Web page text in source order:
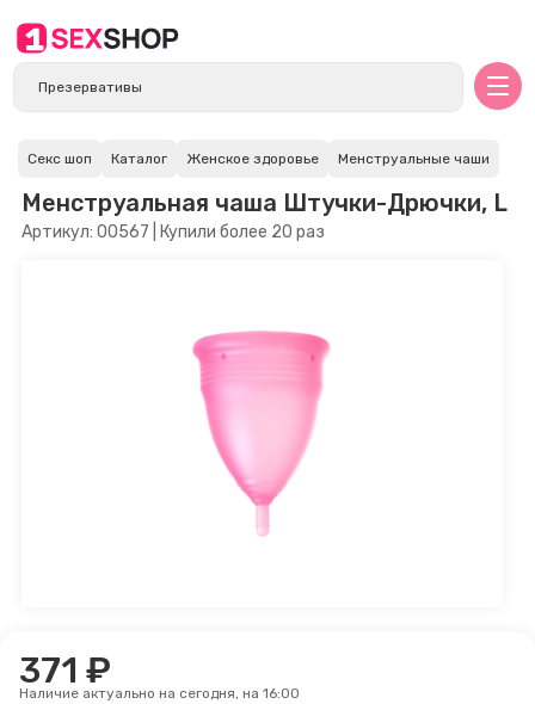
Секс шоп Каталог Женское здоровье Менструальные чаши
Менструальная чаша Штучки-Дрючки, L
Артикул: 00567 | Купили более 20 раз
371 ₽
Наличие актуально на сегодня, на 16:00